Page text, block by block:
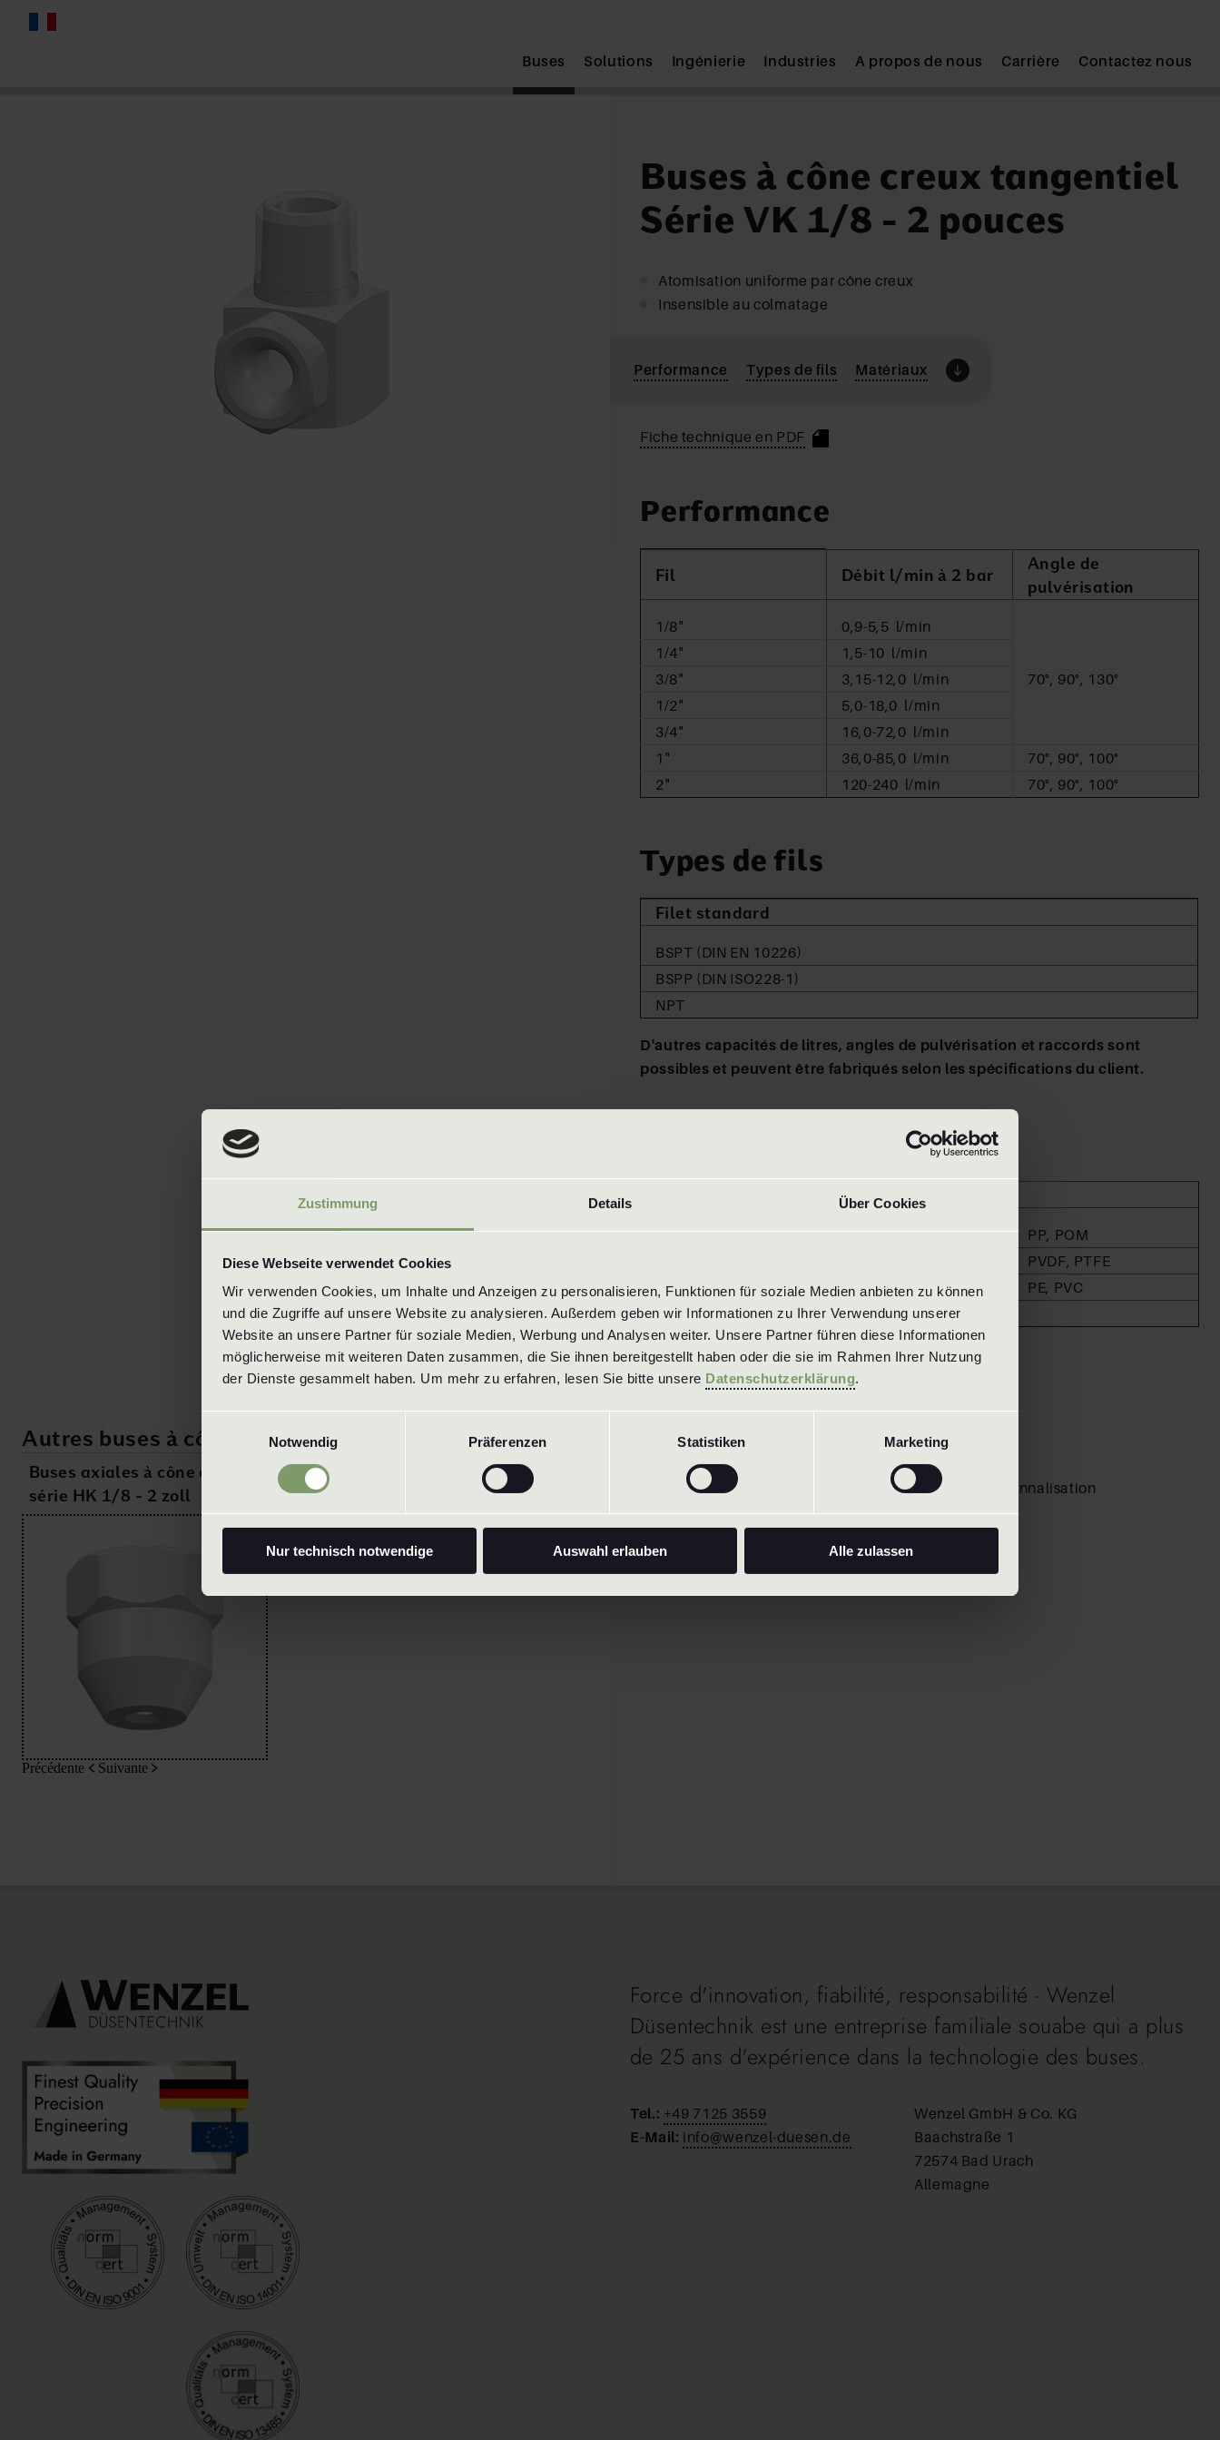
Zustimmung Details Über Cookies
Diese Webseite verwendet Cookies
Wir verwenden Cookies, um Inhalte und Anzeigen zu personalisieren, Funktionen für soziale Medien anbieten zu können
und die Zugriffe auf unsere Website zu analysieren. Außerdem geben wir Informationen zu Ihrer Verwendung unserer
Website an unsere Partner für soziale Medien, Werbung und Analysen weiter. Unsere Partner führen diese Informationen
möglicherweise mit weiteren Daten zusammen, die Sie ihnen bereitgestellt haben oder die sie im Rahmen Ihrer Nutzung
der Dienste gesammelt haben. Um mehr zu erfahren, lesen Sie bitte unsere Datenschutzerklärung.
Notwendig
Präferenzen Statistiken Marketing
Nur technisch notwendige Auswahl erlauben Alle zulassen
Buses Solutions Ingénierie Industries A propos de nous Carrière Contactez nous
Buses à cône creux tangentiel
Série VK 1/8 - 2 pouces
Atomisation uniforme par cône creux
Insensible au colmatage
Performance Types de fils Matériaux
Fiche technique en PDF
Performance
Fil Débit l/min à 2 bar
Angle de
pulvérisation
1/8" 0,9-5,5 l/min
70°, 90°, 130°
1/4"
1,5-10 l/min
3/8"
3,15-12,0 l/min
1/2"
5,0-18,0 l/min
3/4"
16,0-72,0 l/min
1"
36,0-85,0 l/min
70°, 90°, 100°
2"
120-240 l/min 70°, 90°, 100°
Types de fils
Filet standard
BSPT (DIN EN 10226)
BSPP (DIN ISO228-1)
NPT
D'autres capacités de litres, angles de pulvérisation et raccords sont
possibles et peuvent être fabriqués selon les spécifications du client.
1.4305 / 303 MS / Brass
PP, POM
PVDF, PTFE
1.4571 / 316Ti
Superduplex
PE, PVC
1.4841 / 314
Hastelloy
et tous les autres matériaux usinables
Autres buses à cône creux
Buses axiales à cône creux
série HK 1/8 - 2 zoll
Précédente Suivante
Retour à la
de nos buses
Nous sommes des spécialistes de la personnalisation
Solutions spéciales.
Contactez
Force d'innovation, fiabilité, responsabilité - Wenzel
Düsentechnik est une entreprise familiale souabe qui a plus
de 25 ans d'expérience dans la technologie des buses.
Tel.: +49 7125 3559
E-Mail: info@wenzel-duesen.de
Wenzel GmbH & Co. KG
Baachstraße 1
72574 Bad Urach
Allemagne